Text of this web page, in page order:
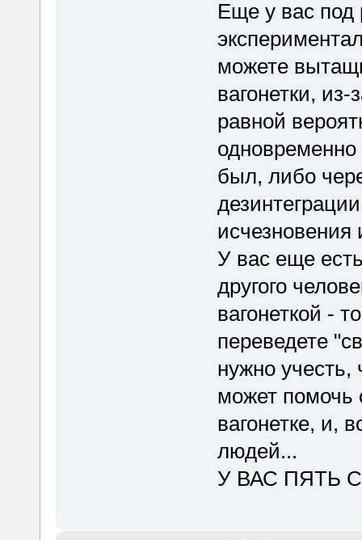
Еще у вас под
можете
вагонетки, из-
равной
одновременно
был, либо
исчезновения
У вас еще
другого
вагонеткой -
переведете
нужно учесть,
может помочь
вагонетке, и,
людей...
У ВАС ПЯТЬ